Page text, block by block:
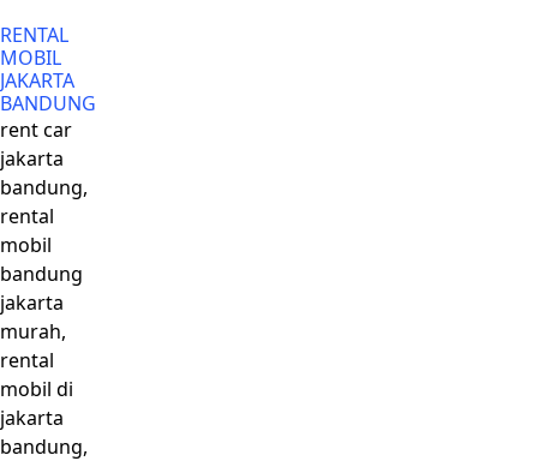
RENTAL
MOBIL
JAKARTA
BANDUNG
rent car
jakarta
bandung,
rental
mobil
bandung
jakarta
murah,
rental
mobil di
jakarta
bandung,